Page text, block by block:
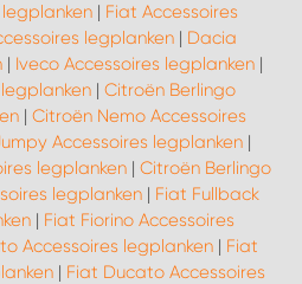
| Fiat Accessoires
legplanken| Dacia
| Iveco Accessoires legplanken|
| Citroën Berlingo
| Citroën Nemo Accessoires
Accessoires legplanken|
legplanken| Citroën Berlingo
legplanken| Fiat Fullback
| Fiat Fiorino Accessoires
Accessoires legplanken| Fiat
| Fiat Ducato Accessoires